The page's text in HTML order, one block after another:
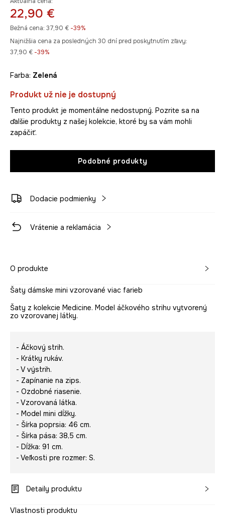
22,90 €
Bežná cena: 37,90 € -39%
Najnižšia cena za posledných 30 dní pred poskytnutím zľavy:
37,90 € -39%
Farba: zelená
Produkt už nie je dostupný
Tento produkt je momentálne nedostupný. Pozrite sa na
ďalšie produkty z našej kolekcie, ktoré by sa vám mohli
zapáčiť.
Podobné produkty
Dodacie podmienky
Vrátenie a reklamácia
O produkte
Šaty dámske mini vzorované viac farieb
Šaty z kolekcie Medicine. Model áčkového strihu vytvorený
zo vzorovanej látky.
- Áčkový strih.
- Krátky rukáv.
- V výstrih.
- Zapínanie na zips.
- Ozdobné riasenie.
- Vzorovaná látka.
- Model mini dĺžky.
- Šírka poprsia: 46 cm.
- Šírka pása: 38,5 cm.
- Dĺžka: 91 cm.
- Veľkosti pre rozmer: S.
Detaily produktu
Vlastnosti produktu